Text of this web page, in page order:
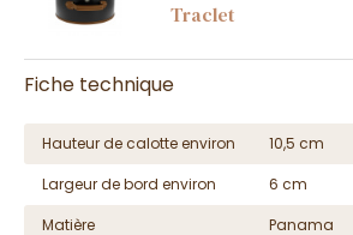
Traclet
Fiche technique
Hauteur de calotte environ
10,5 cm
Largeur de bord environ
6 cm
Matière
Panama